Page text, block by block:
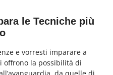
le Tecniche più
e vorresti imparare a
offrono la possibilità di